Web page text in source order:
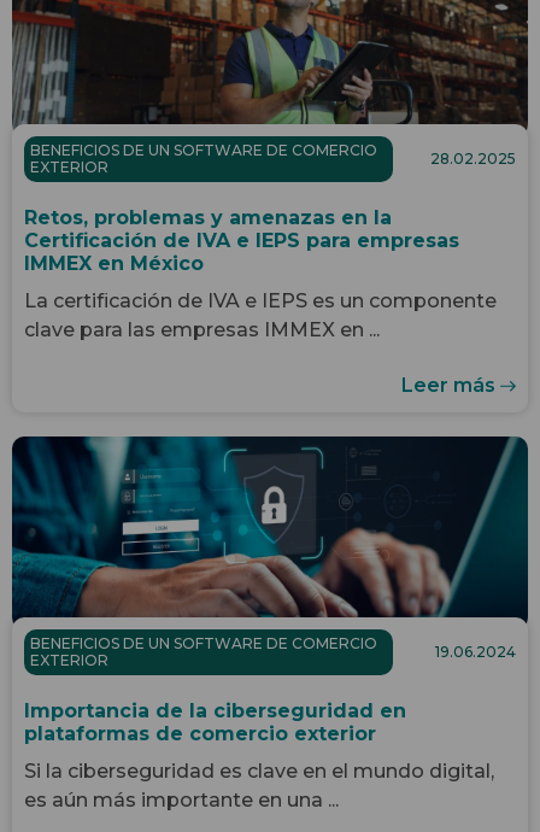
BENEFICIOS DE UN SOFTWARE DE COMERCIO
EXTERIOR
28.02.2025
Retos, problemas y amenazas en la
Certificación de IVA e IEPS para empresas
IMMEX en México
La certificación de IVA e IEPS es un componente
clave para las empresas IMMEX en ...
Leer más
BENEFICIOS DE UN SOFTWARE DE COMERCIO
EXTERIOR
19.06.2024
Importancia de la ciberseguridad en
plataformas de comercio exterior
Si la ciberseguridad es clave en el mundo digital,
es aún más importante en una ...